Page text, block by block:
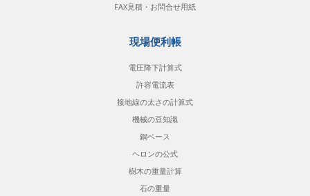
FAX見積・お問合せ用紙
現場便利帳
電圧降下計算式
許容電流表
接地線の太さの計算式
機械の豆知識
銅ベース
ヘロンの公式
樹木の重量計算
石の重量